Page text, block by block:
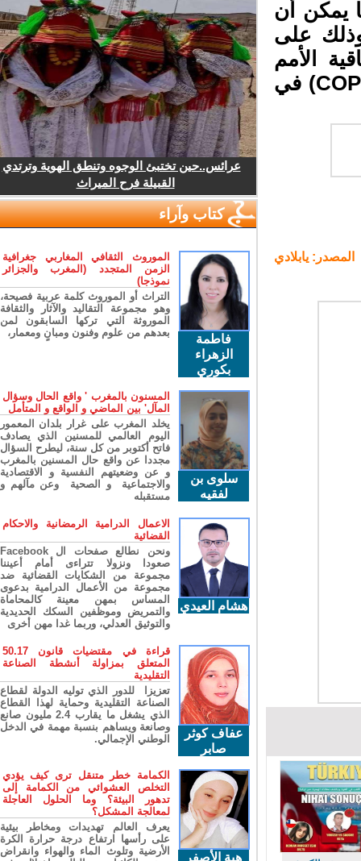
يمكن أن
على
الأمم
المتحدة الإطارية بشأن تغير المناخ للأطراف (COP26) في
يابلادي
عرائس..حين تختبئ الوجوه وتنطق الهوية وترتدي
القبيلة فرح الميراث
كتاب وآراء
فاطمة
الزهراء
بكوري
الموروث الثقافي المغاربي جغرافية
الزمن المتجدد (المغرب والجزائر
نموذجا)
التراث أو الموروث كلمة عربية فصيحة،
وهو مجموعة التقاليد والآثار والثقافة
الموروثة التي تركها السابقون لمن
بعدهم من علوم وفنون ومبانٍ ومعمار،
سلوى بن
لفقيه
المسنون بالمغرب ' واقع الحال وسؤال
المآل' بين الماضي و الواقع و المتأمل
يخلد المغرب على غرار بلدان المعمور
اليوم العالمي للمسنين الذي يصادف
فاتح أكتوبر من كل سنة، ليطرح السؤال
مجددا عن واقع حال المسنين بالمغرب
و عن وضعيتهم النفسية و الاقتصادية
والاجتماعية و الصحية وعن مآلهم و
مستقبله
هشام العيدي
الاعمال الدرامية الرمضانية والاحكام
القضائية
ونحن نطالع صفحات ال Facebook
صعودا ونزولا تتراءى أمام أعيننا
مجموعة من الشكايات القضائية ضد
مجموعة من الأعمال الدرامية بدعوى
المساس بمهن معينة كالمحاماة
والتمريض وموظفين السكك الحديدية
والتوثيق العدلي، وربما غدا مهن أخرى
عفاف كوثر
صابر
قراءة في مقتضيات قانون 50.17
المتعلق بمزاولة أنشطة الصناعة
التقليدية
تعزيزا للدور الذي توليه الدولة لقطاع
الصناعة التقليدية وحماية لهذا القطاع
الذي يشغل ما يقارب 2.4 مليون صانع
وصانعة ويساهم بنسبة مهمة في الدخل
الوطني الإجمالي.
هبة الأصفر
الكمامة خطر متنقل ترى كيف يؤدي
التخلص العشوائي من الكمامة إلى
تدهور البيئة؟ وما الحلول العاجلة
لمعالجة المشكل؟
يعرف العالم تهديدات ومخاطر بيئية
على رأسها ارتفاع درجة حرارة الكرة
الأرضية وتلوث الماء والهواء وانقراض